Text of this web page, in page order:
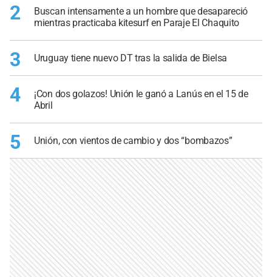
2
Buscan intensamente a un hombre que desapareció
mientras practicaba kitesurf en Paraje El Chaquito
3 Uruguay tiene nuevo DT tras la salida de Bielsa
4
¡Con dos golazos! Unión le ganó a Lanús en el 15 de
Abril
5 Unión, con vientos de cambio y dos “bombazos”